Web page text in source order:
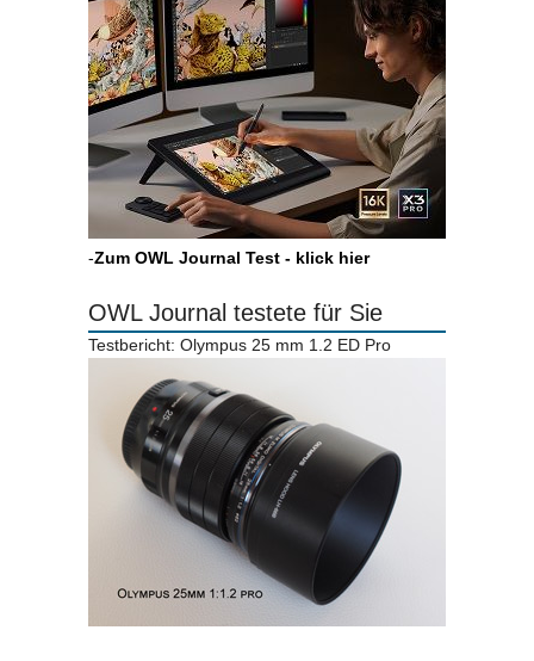
-Zum OWL Journal Test - klick hier
OWL Journal testete für Sie
Testbericht: Olympus 25 mm 1.2 ED Pro